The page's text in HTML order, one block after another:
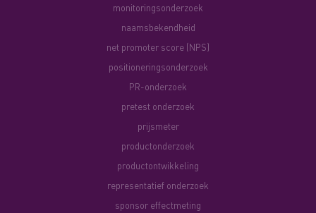
monitoringsonderzoek
naamsbekendheid
net promoter score (NPS)
positioneringsonderzoek
PR-onderzoek
pretest onderzoek
prijsmeter
productonderzoek
productontwikkeling
representatief onderzoek
sponsor effectmeting